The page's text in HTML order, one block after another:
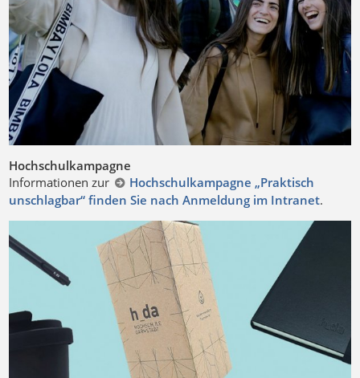
Hochschulkampagne
Informationen zur
Hochschulkampagne „Praktisch
unschlagbar“ finden Sie nach Anmeldung im Intranet.